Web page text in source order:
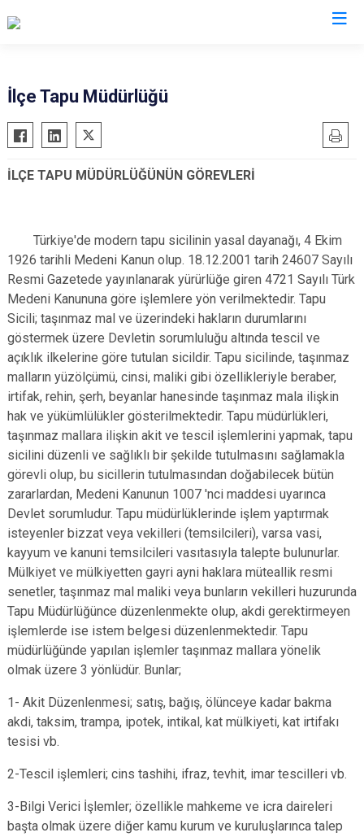
Ağın
Alacakaya
Arıcak
Maden
İlçe Tapu Müdürlüğü
İLÇE TAPU MÜDÜRLÜĞÜNÜN GÖREVLERİ
Türkiye'de modern tapu sicilinin yasal dayanağı, 4 Ekim
1926 tarihli Medeni Kanun olup. 18.12.2001 tarih 24607 Sayılı
Resmi Gazetede yayınlanarak yürürlüğe giren 4721 Sayılı Türk
Medeni Kanununa göre işlemlere yön verilmektedir. Tapu
Sicili; taşınmaz mal ve üzerindeki hakların durumlarını
göstermek üzere Devletin sorumluluğu altında tescil ve
açıklık ilkelerine göre tutulan sicildir. Tapu sicilinde, taşınmaz
malların yüzölçümü, cinsi, maliki gibi özellikleriyle beraber,
irtifak, rehin, şerh, beyanlar hanesinde taşınmaz mala ilişkin
hak ve yükümlülükler gösterilmektedir. Tapu müdürlükleri,
taşınmaz mallara ilişkin akit ve tescil işlemlerini yapmak, tapu
sicilini düzenli ve sağlıklı bir şekilde tutulmasını sağlamakla
görevli olup, bu sicillerin tutulmasından doğabilecek bütün
zararlardan, Medeni Kanunun 1007 'nci maddesi uyarınca
Devlet sorumludur. Tapu müdürlüklerinde işlem yaptırmak
isteyenler bizzat veya vekilleri (temsilcileri), varsa vasi,
kayyum ve kanuni temsilcileri vasıtasıyla talepte bulunurlar.
Mülkiyet ve mülkiyetten gayri ayni haklara müteallik resmi
senetler, taşınmaz mal maliki veya bunların vekilleri huzurunda
Tapu Müdürlüğünce düzenlenmekte olup, akdi gerektirmeyen
işlemlerde ise istem belgesi düzenlenmektedir. Tapu
müdürlüğünde yapılan işlemler taşınmaz mallara yönelik
olmak üzere 3 yönlüdür. Bunlar;
1- Akit Düzenlenmesi; satış, bağış, ölünceye kadar bakma
akdi, taksim, trampa, ipotek, intikal, kat mülkiyeti, kat irtifakı
tesisi vb.
2-Tescil işlemleri; cins tashihi, ifraz, tevhit, imar tescilleri vb.
3-Bilgi Verici İşlemler; özellikle mahkeme ve icra daireleri
başta olmak üzere diğer kamu kurum ve kuruluşlarınca talep